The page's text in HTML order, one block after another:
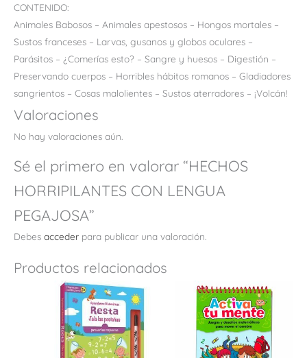
CONTENIDO:
Animales Babosos – Animales apestosos – Hongos mortales –
Sustos franceses – Larvas, gusanos y globos oculares –
Parásitos – ¿Comerías esto? – Sangre y huesos – Digestión –
Preservando cuerpos – Horribles hábitos romanos – Gladiadores
sangrientos – Cosas malolientes – Sustos aterradores – ¡Volcán!
Valoraciones
No hay valoraciones aún.
Sé el primero en valorar “HECHOS
HORRIPILANTES CON LENGUA
PEGAJOSA”
Debes acceder para publicar una valoración.
Productos relacionados